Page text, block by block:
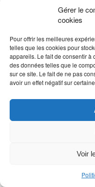
Gérer le
cookies
Pour offrir les meilleures
telles que les cookies pour
appareils. Le fait de consentir à
des données telles que le
sur ce site. Le fait de ne pas
avoir un effet négatif sur
Voir
Laisser un
Rejoindre la discussion?
N’hésitez pas à contribuer !
Vous devezvous
commentaire.